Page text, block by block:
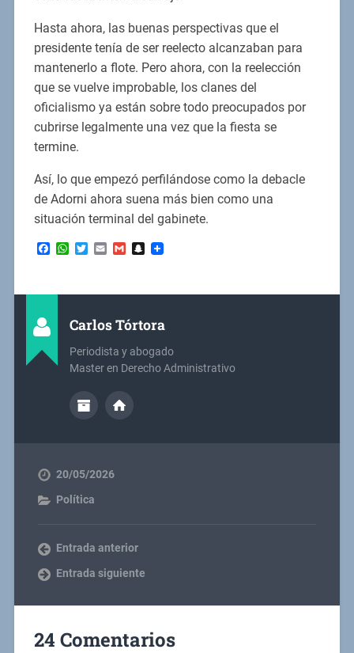
Hasta ahora, las buenas perspectivas que el
presidente tenía de ser reelecto alcanzaban para
mantenerlo a flote. Pero ahora, con la reelección
que se vuelve improbable, los clanes del
oficialismo ya están sobre todo preocupados por
cubrirse legalmente una vez que la fiesta se
termine.
Así, lo que empezó perfilándose como la debacle
de Adorni ahora suena más bien como una
situación terminal del gabinete.
Facebook
WhatsApp
Twitter
EmailGmailSnapchat
Carlos Tórtora
Periodista y abogado
Master en Derecho Administrativo
20/05/2026
Política
Entrada anterior
Entrada siguiente
24 Comentarios